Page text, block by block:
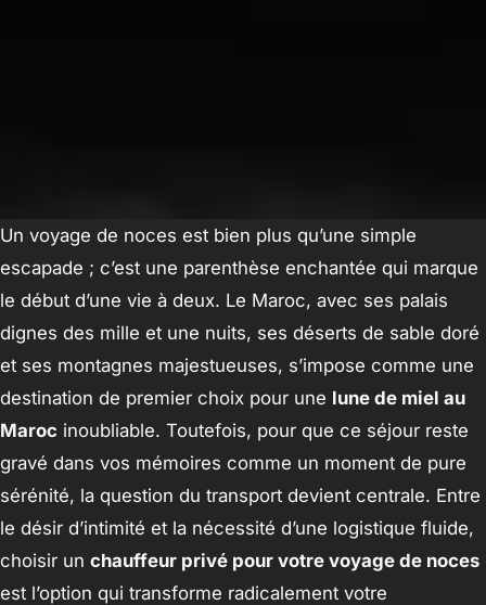
Un voyage de noces est bien plus qu’une simple
escapade ; c’est une parenthèse enchantée qui marque
le début d’une vie à deux. Le Maroc, avec ses palais
dignes des mille et une nuits, ses déserts de sable doré
et ses montagnes majestueuses, s’impose comme une
destination de premier choix pour une lune de miel au
Maroc inoubliable. Toutefois, pour que ce séjour reste
gravé dans vos mémoires comme un moment de pure
sérénité, la question du transport devient centrale. Entre
le désir d’intimité et la nécessité d’une logistique fluide,
choisir un chauffeur privé pour votre voyage de noces
est l’option qui transforme radicalement votre